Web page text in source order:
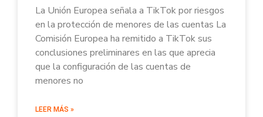
La Unión Europea señala a TikTok por riesgos
en la protección de menores de las cuentas La
Comisión Europea ha remitido a TikTok sus
conclusiones preliminares en las que aprecia
que la configuración de las cuentas de
menores no
LEER MÁS »